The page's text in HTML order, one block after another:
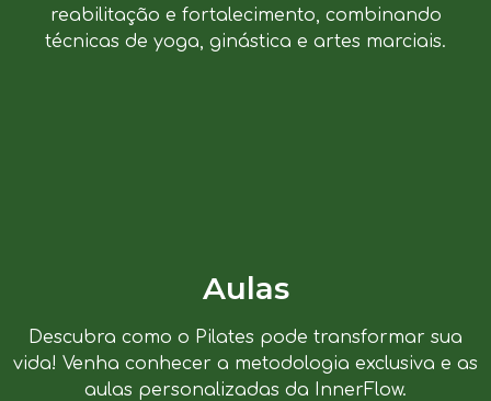
reabilitação e fortalecimento, combinando
técnicas de yoga, ginástica e artes marciais.
Aulas
Descubra como o Pilates pode transformar sua
vida! Venha conhecer a metodologia exclusiva e as
aulas personalizadas da InnerFlow.